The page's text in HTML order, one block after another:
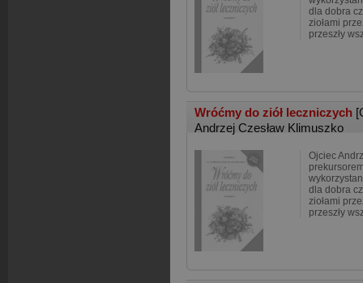
dla dobra
ziołami
przeszły
Wróćmy do ziół leczniczych
Andrzej Czesław Klimuszko
Ojciec
dla dobra
ziołami
przeszły